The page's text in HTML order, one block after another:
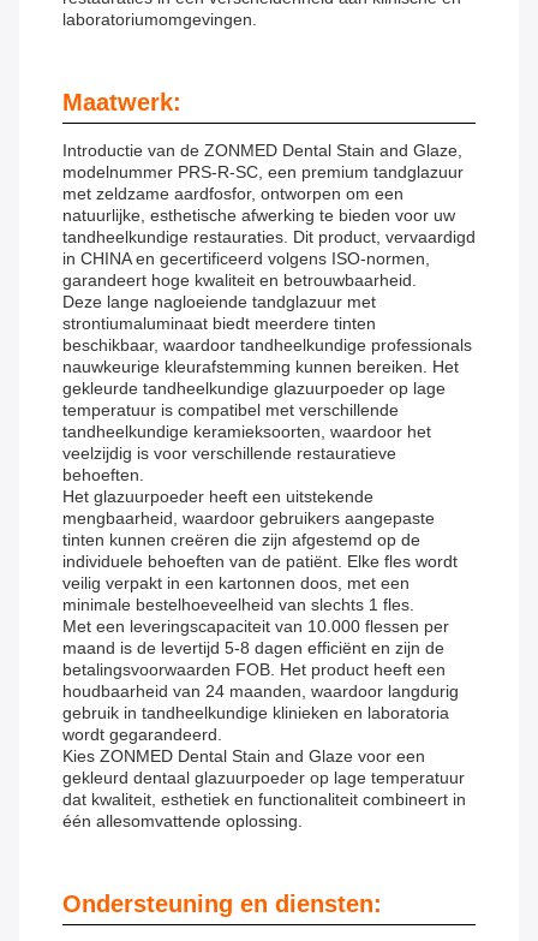
laboratoriumomgevingen.
Maatwerk:
Introductie van de ZONMED Dental Stain and Glaze,
modelnummer PRS-R-SC, een premium tandglazuur
met zeldzame aardfosfor, ontworpen om een ​​
natuurlijke, esthetische afwerking te bieden voor uw
tandheelkundige restauraties. Dit product, vervaardigd
in CHINA en gecertificeerd volgens ISO-normen,
garandeert hoge kwaliteit en betrouwbaarheid.
Deze lange nagloeiende tandglazuur met
strontiumaluminaat biedt meerdere tinten
beschikbaar, waardoor tandheelkundige professionals
nauwkeurige kleurafstemming kunnen bereiken. Het
gekleurde tandheelkundige glazuurpoeder op lage
temperatuur is compatibel met verschillende
tandheelkundige keramieksoorten, waardoor het
veelzijdig is voor verschillende restauratieve
behoeften.
Het glazuurpoeder heeft een uitstekende
mengbaarheid, waardoor gebruikers aangepaste
tinten kunnen creëren die zijn afgestemd op de
individuele behoeften van de patiënt. Elke fles wordt
veilig verpakt in een kartonnen doos, met een
minimale bestelhoeveelheid van slechts 1 fles.
Met een leveringscapaciteit van 10.000 flessen per
maand is de levertijd 5-8 dagen efficiënt en zijn de
betalingsvoorwaarden FOB. Het product heeft een
houdbaarheid van 24 maanden, waardoor langdurig
gebruik in tandheelkundige klinieken en laboratoria
wordt gegarandeerd.
Kies ZONMED Dental Stain and Glaze voor een
gekleurd dentaal glazuurpoeder op lage temperatuur
dat kwaliteit, esthetiek en functionaliteit combineert in
één allesomvattende oplossing.
Ondersteuning en diensten: